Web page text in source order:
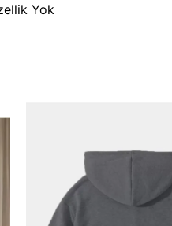
Yok